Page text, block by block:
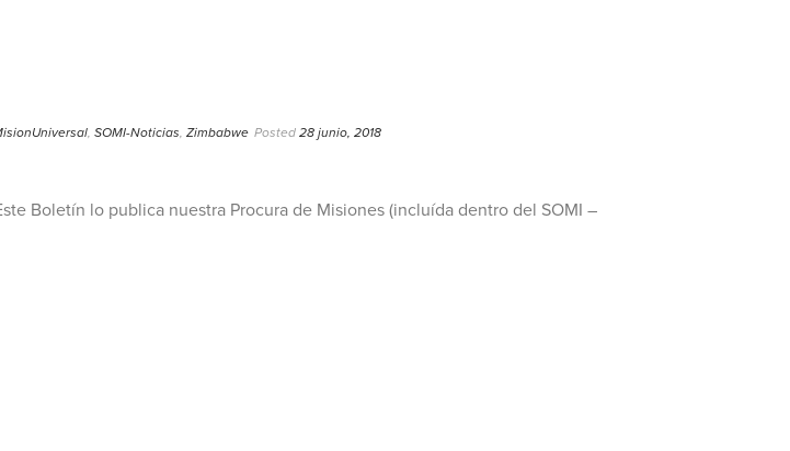
, SOMI-Noticias, Zimbabwe Posted 28 junio, 2018
Boletín lo publica nuestra Procura de Misiones (incluída dentro del SOMI –